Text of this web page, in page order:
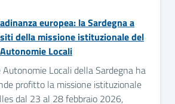
europea: la Sardegna a
della missione istituzionale del
Locali
Autonomie Locali della Sardegna ha
profitto la missione istituzionale
dal 23 al 28 febbraio 2026,